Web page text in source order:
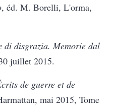
, éd. M. Borelli, L'orma,
di disgrazia. Memorie dal
juillet 2015.
de guerre et de
mai 2015, Tome